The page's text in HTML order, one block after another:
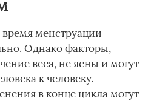
время менструации
Однако факторы,
веса, не ясны и могут
к человеку.
в конце цикла могут